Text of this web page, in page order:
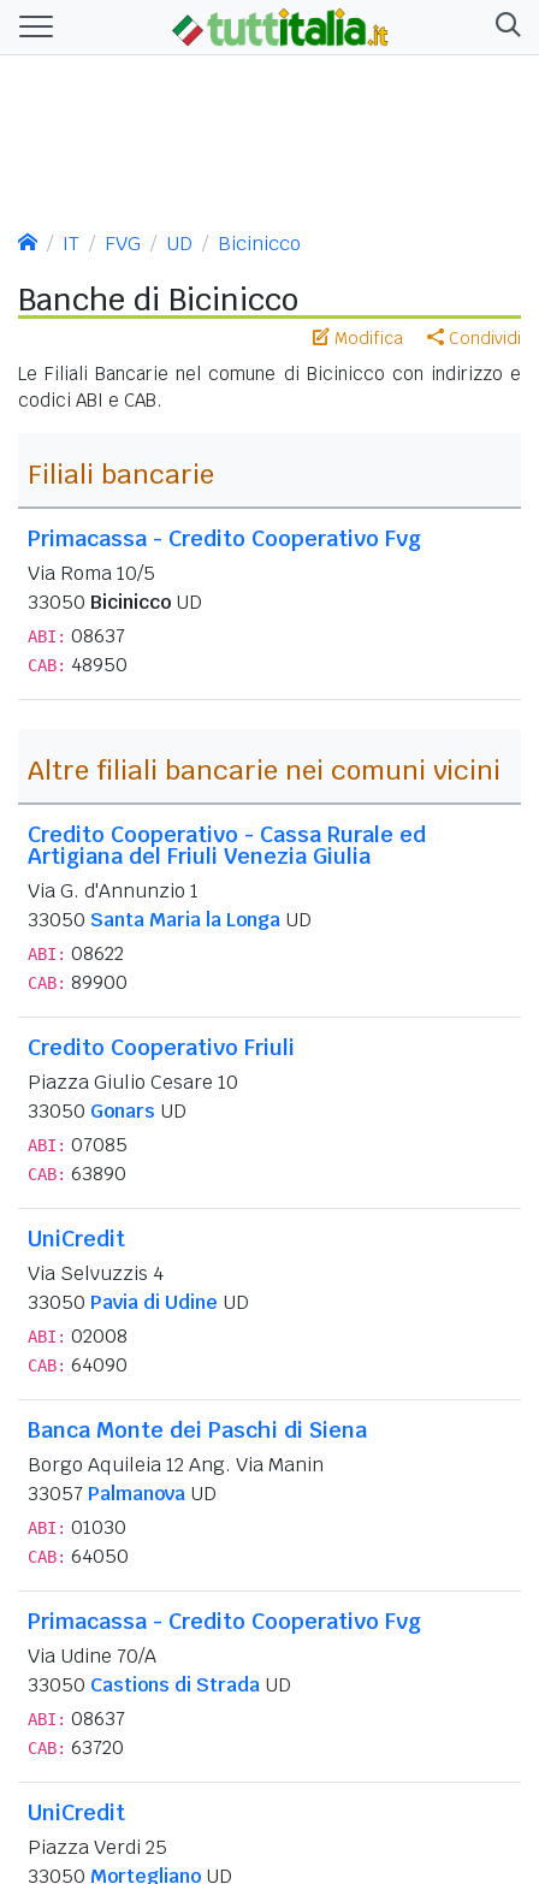
IT FVG UD Bicinicco
Banche di Bicinicco
Modifica Condividi
Le Filiali Bancarie nel comune di Bicinicco con indirizzo e
codici ABI e CAB.
Filiali bancarie
Primacassa - Credito Cooperativo Fvg
Via Roma 10/5
33050 Bicinicco UD
ABI: 08637
CAB: 48950
Altre filiali bancarie nei comuni vicini
Credito Cooperativo - Cassa Rurale ed
Artigiana del Friuli Venezia Giulia
Via G. d'Annunzio 1
33050 Santa Maria la Longa UD
ABI: 08622
CAB: 89900
Credito Cooperativo Friuli
Piazza Giulio Cesare 10
33050 Gonars UD
ABI: 07085
CAB: 63890
UniCredit
Via Selvuzzis 4
33050 Pavia di Udine UD
ABI: 02008
CAB: 64090
Banca Monte dei Paschi di Siena
Borgo Aquileia 12 Ang. Via Manin
33057 Palmanova UD
ABI: 01030
CAB: 64050
Primacassa - Credito Cooperativo Fvg
Via Udine 70/A
33050 Castions di Strada UD
ABI: 08637
CAB: 63720
UniCredit
Piazza Verdi 25
33050 Mortegliano UD